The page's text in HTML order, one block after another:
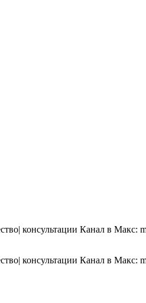
консультации Канал в Макс:
консультации Канал в Макс: